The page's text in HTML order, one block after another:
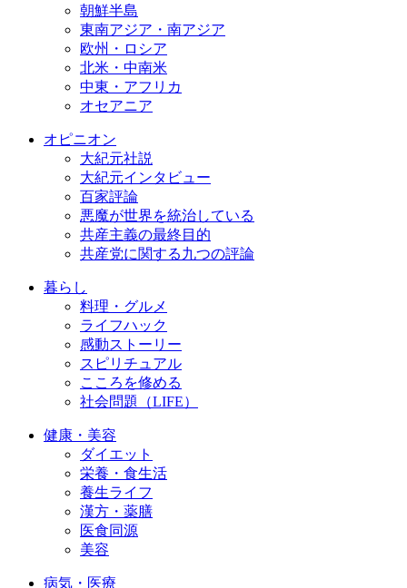
朝鮮半島
東南アジア・南アジア
欧州・ロシア
北米・中南米
中東・アフリカ
オセアニア
オピニオン
大紀元社説
大紀元インタビュー
百家評論
悪魔が世界を統治している
共産主義の最終目的
共産党に関する九つの評論
暮らし
料理・グルメ
ライフハック
感動ストーリー
スピリチュアル
こころを修める
社会問題（LIFE）
健康・美容
ダイエット
栄養・食生活
養生ライフ
漢方・薬膳
医食同源
美容
病気・医療